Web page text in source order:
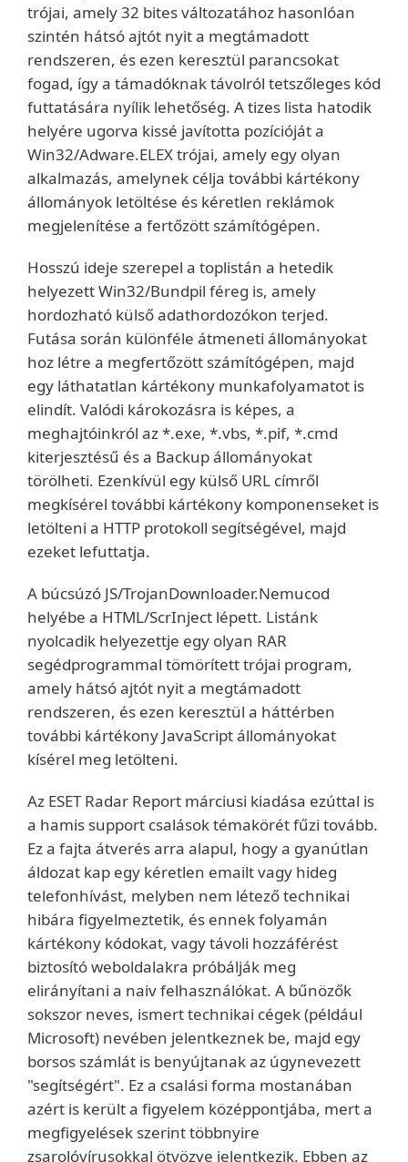
trójai, amely 32 bites változatához hasonlóan
szintén hátsó ajtót nyit a megtámadott
rendszeren, és ezen keresztül parancsokat
fogad, így a támadóknak távolról tetszőleges kód
futtatására nyílik lehetőség. A tizes lista hatodik
helyére ugorva kissé javította pozícióját a
Win32/Adware.ELEX trójai, amely egy olyan
alkalmazás, amelynek célja további kártékony
állományok letöltése és kéretlen reklámok
megjelenítése a fertőzött számítógépen.
Hosszú ideje szerepel a toplistán a hetedik
helyezett Win32/Bundpil féreg is, amely
hordozható külső adathordozókon terjed.
Futása során különféle átmeneti állományokat
hoz létre a megfertőzött számítógépen, majd
egy láthatatlan kártékony munkafolyamatot is
elindít. Valódi károkozásra is képes, a
meghajtóinkról az *.exe, *.vbs, *.pif, *.cmd
kiterjesztésű és a Backup állományokat
törölheti. Ezenkívül egy külső URL címről
megkísérel további kártékony komponenseket is
letölteni a HTTP protokoll segítségével, majd
ezeket lefuttatja.
A búcsúzó JS/TrojanDownloader.Nemucod
helyébe a HTML/ScrInject lépett. Listánk
nyolcadik helyezettje egy olyan RAR
segédprogrammal tömörített trójai program,
amely hátsó ajtót nyit a megtámadott
rendszeren, és ezen keresztül a háttérben
további kártékony JavaScript állományokat
kísérel meg letölteni.
Az ESET Radar Report márciusi kiadása ezúttal is
a hamis support csalások témakörét fűzi tovább.
Ez a fajta átverés arra alapul, hogy a gyanútlan
áldozat kap egy kéretlen emailt vagy hideg
telefonhívást, melyben nem létező technikai
hibára figyelmeztetik, és ennek folyamán
kártékony kódokat, vagy távoli hozzáférést
biztosító weboldalakra próbálják meg
elirányítani a naiv felhasználókat. A bűnözők
sokszor neves, ismert technikai cégek (például
Microsoft) nevében jelentkeznek be, majd egy
borsos számlát is benyújtanak az úgynevezett
"segítségért". Ez a csalási forma mostanában
azért is került a figyelem középpontjába, mert a
megfigyelések szerint többnyire
zsarolóvírusokkal ötvözve jelentkezik. Ebben az